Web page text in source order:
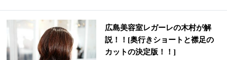
広島美容室レガーレの木村が解
説！！[奥行きショートと襟足の
カットの決定版！！]